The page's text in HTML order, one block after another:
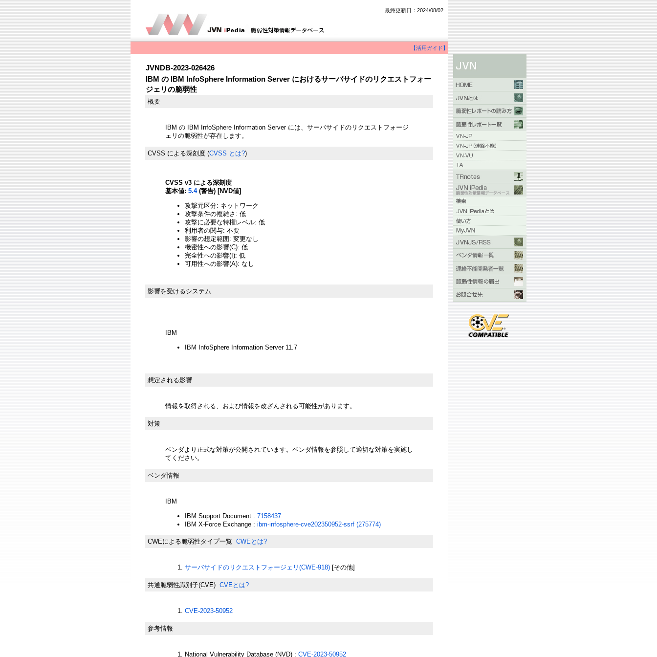
最終更新日：2024/08/02
【活用ガイド】
JVNDB-2023-026426
IBM の IBM InfoSphere Information Server におけるサーバサイドのリクエストフォー
ジェリの脆弱性
概要
IBM の IBM InfoSphere Information Server には、サーバサイドのリクエストフォージ
ェリの脆弱性が存在します。
CVSS による深刻度 (CVSS とは?)
CVSS v3 による深刻度
基本値: 5.4(警告) [NVD値]
攻撃元区分: ネットワーク
攻撃条件の複雑さ: 低
攻撃に必要な特権レベル: 低
利用者の関与: 不要
影響の想定範囲: 変更なし
機密性への影響(C): 低
完全性への影響(I): 低
可用性への影響(A): なし
影響を受けるシステム
IBM
IBM InfoSphere Information Server 11.7
想定される影響
情報を取得される、および情報を改ざんされる可能性があります。
対策
ベンダより正式な対策が公開されています。ベンダ情報を参照して適切な対策を実施し
てください。
ベンダ情報
IBM
IBM Support Document : 7158437
IBM X-Force Exchange : ibm-infosphere-cve202350952-ssrf (275774)
CWEによる脆弱性タイプ一覧 CWEとは?
サーバサイドのリクエストフォージェリ(CWE-918) [その他]
共通脆弱性識別子(CVE) CVEとは?
CVE-2023-50952
参考情報
National Vulnerability Database (NVD) : CVE-2023-50952